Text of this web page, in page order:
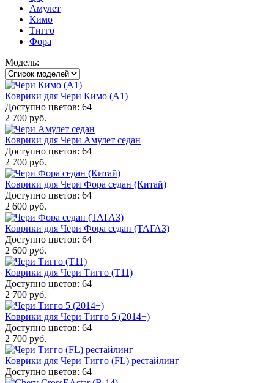
Амулет
Кимо
Тигго
Фора
Модель:
Коврики для Чери Кимо (A1)
Доступно цветов: 64
2 700 руб.
Коврики для Чери Амулет седан
Доступно цветов: 64
2 700 руб.
Коврики для Чери Фора седан (Китай)
Доступно цветов: 64
2 600 руб.
Коврики для Чери Фора седан (ТАГАЗ)
Доступно цветов: 64
2 600 руб.
Коврики для Чери Тигго (Т11)
Доступно цветов: 64
2 700 руб.
Коврики для Чери Тигго 5 (2014+)
Доступно цветов: 64
2 700 руб.
Коврики для Чери Тигго (FL) рестайлинг
Доступно цветов: 64